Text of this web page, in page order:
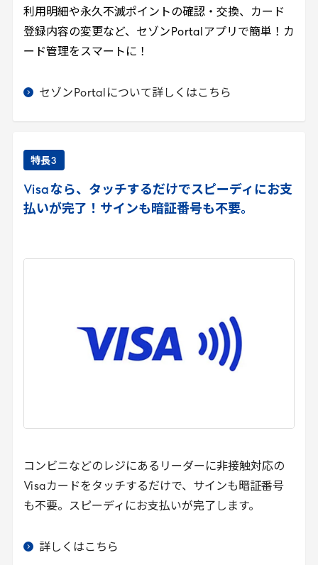
利用明細や永久不滅ポイントの確認・交換、カード
登録内容の変更など、セゾン Portal アプリで簡単！カ
ード管理をスマートに！
セゾン Portal について詳しくはこちら
特長3
Visa なら、タッチするだけでスピーディにお支
払いが完了！サインも暗証番号も不要。
コンビニなどのレジにあるリーダーに非接触対応の
Visaカードをタッチするだけで、サインも暗証番号
も不要。スピーディにお支払いが完了します。
詳しくはこちら